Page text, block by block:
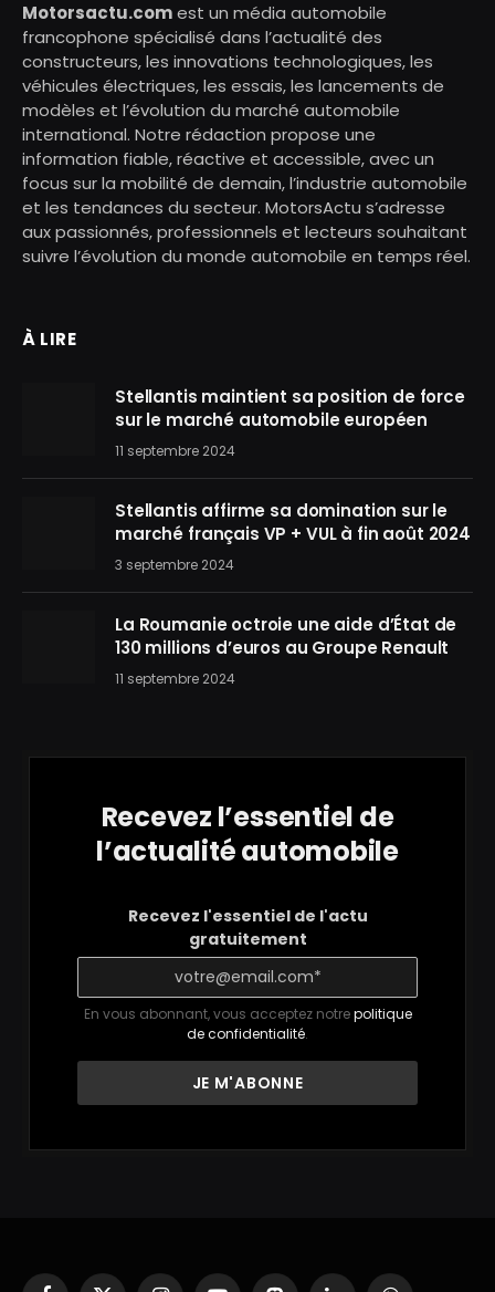
Motorsactu.comest un média automobile
francophone spécialisé dans l’actualité des
constructeurs, les innovations technologiques, les
véhicules électriques, les essais, les lancements de
modèles et l’évolution du marché automobile
international. Notre rédaction propose une
information fiable, réactive et accessible, avec un
focus sur la mobilité de demain, l’industrie automobile
et les tendances du secteur. MotorsActu s’adresse
aux passionnés, professionnels et lecteurs souhaitant
suivre l’évolution du monde automobile en temps réel.
À LIRE
Stellantis maintient sa position de force
sur le marché automobile européen
11 septembre 2024
Stellantis affirme sa domination sur le
marché français VP + VUL à fin août 2024
3 septembre 2024
La Roumanie octroie une aide d’État de
130 millions d’euros au Groupe Renault
11 septembre 2024
Recevez l’essentiel de
l’actualité automobile
Recevez l'essentiel de l'actu
gratuitement
En vous abonnant, vous acceptez notrepolitique
de confidentialité.